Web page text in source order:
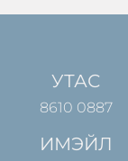
УТАС
8610 0887
ИМЭЙЛ